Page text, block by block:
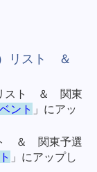
）リスト ＆
リスト ＆ 関東
ント 」にアッ
ト ＆ 関東予選
」にアップし